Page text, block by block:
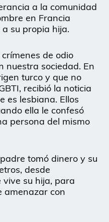
a la comunidad
en Francia
su propia hija.
de odio
nuestra sociedad. En
turco y que no
recibió la noticia
es lesbiana. Ellos
ella le confesó
persona del mismo
tomó dinero y su
desde
su hija, para
amenazar con